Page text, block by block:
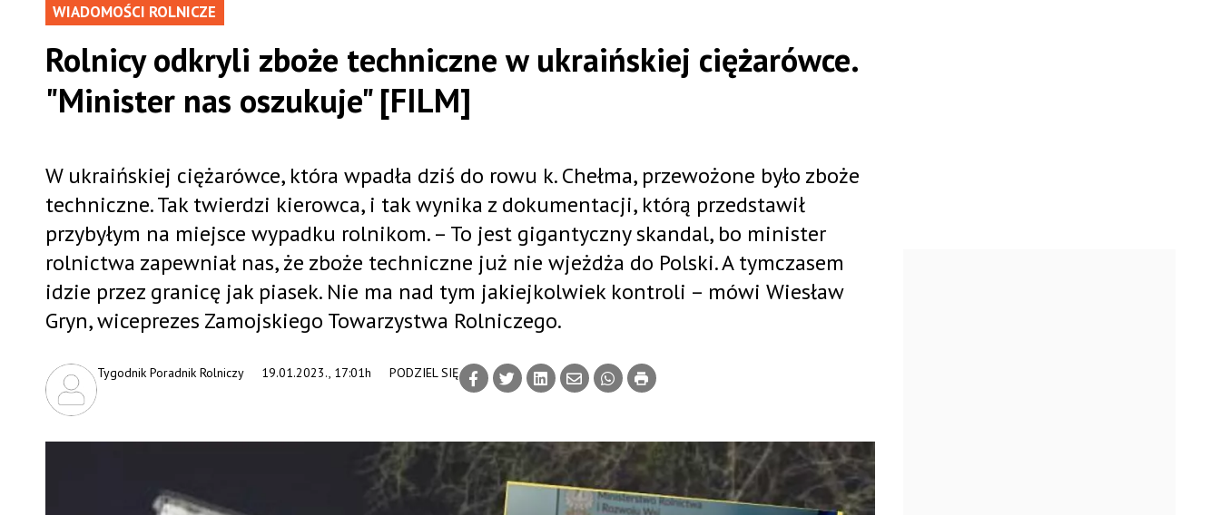
WIADOMOŚCI ROLNICZE
Rolnicy odkryli zboże techniczne w ukraińskiej ciężarówce.
"Minister nas oszukuje" [FILM]
19.01.2023., 17:01h
Tygodnik Poradnik Rolniczy PODZIEL SIĘ
W ukraińskiej ciężarówce, która wpadła dziś do rowu k. Chełma, przewożone było zboże
techniczne. Tak twierdzi kierowca, i tak wynika z dokumentacji, którą przedstawił
przybyłym na miejsce wypadku rolnikom. – To jest gigantyczny skandal, bo minister
rolnictwa zapewniał nas, że zboże techniczne już nie wjeżdża do Polski. A tymczasem
idzie przez granicę jak piasek. Nie ma nad tym jakiejkolwiek kontroli – mówi Wiesław
Gryn, wiceprezes Zamojskiego Towarzystwa Rolniczego.